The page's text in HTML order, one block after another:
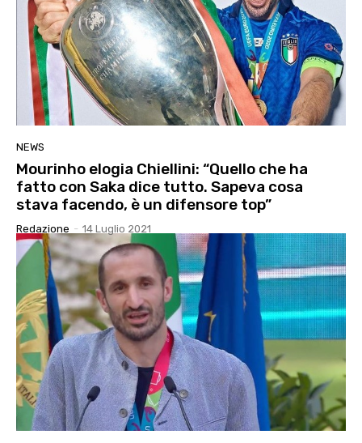
NEWS
Mourinho elogia Chiellini: “Quello che ha
fatto con Saka dice tutto. Sapeva cosa
stava facendo, è un difensore top”
Redazione - 14 Luglio 2021